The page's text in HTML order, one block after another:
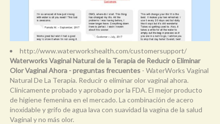
http://www.waterworkshealth.com/customersupport/
Waterworks Vaginal Natural de la Terapia de Reducir o Eliminar
Olor Vaginal Ahora - preguntas frecuentes - WaterWorks Vaginal
Natural De La Terapia. Reducir o eliminar olor vaginal ahora.
Clínicamente probado y aprobado por la FDA. El mejor producto
de higiene femenina en el mercado. La combinación de acero
inoxidable y grifo de agua lava con suavidad la vagina de la salud
Vaginal y no más olor.